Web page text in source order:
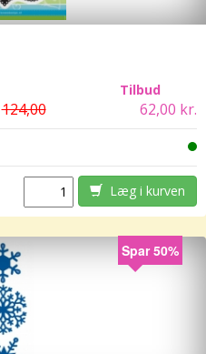
Tilbud
124,00 62,00 kr.
Læg i kurven
Spar 50%